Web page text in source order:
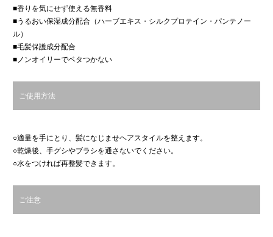
■香りを気にせず使える無香料
■うるおい保湿成分配合（ハーブエキス・シルクプロテイン・パンテノー
ル）
■毛髪保護成分配合
■ノンオイリーでベタつかない
ご使用方法
○適量を手にとり、髪になじませヘアスタイルを整えます。
○乾燥後、手グシやブラシを通さないでください。
○水をつければ再整髪できます。
ご注意